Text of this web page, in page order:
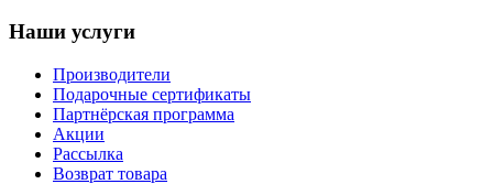
Наши услуги
Производители
Подарочные сертификаты
Партнёрская программа
Акции
Рассылка
Возврат товара